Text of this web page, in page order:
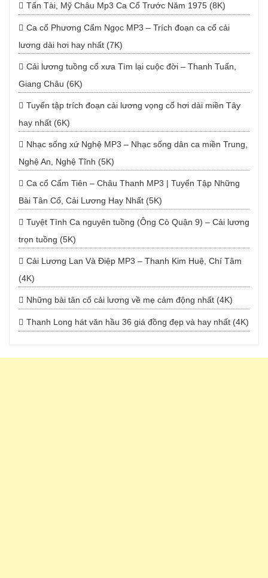
Tấn Tài, Mỹ Châu Mp3 Ca Cổ Trước Năm 1975 (8K)
Ca cổ Phương Cẩm Ngọc MP3 – Trích đoạn ca cổ cải
lương dài hơi hay nhất (7K)
Cải lương tuồng cổ xưa Tìm lại cuộc đời – Thanh Tuấn,
Giang Châu (6K)
Tuyển tập trích đoạn cải lương vọng cổ hơi dài miền Tây
hay nhất (6K)
Nhạc sống xứ Nghệ MP3 – Nhạc sống dân ca miền Trung,
Nghệ An, Nghệ Tĩnh (5K)
Ca cổ Cẩm Tiên – Châu Thanh MP3 | Tuyển Tập Những
Bài Tân Cổ, Cải Lương Hay Nhất (5K)
Tuyệt Tình Ca nguyên tuồng (Ông Cò Quận 9) – Cải lương
trọn tuồng (5K)
Cải Lương Lan Và Điệp MP3 – Thanh Kim Huệ, Chí Tâm
(4K)
Những bài tân cổ cải lương về mẹ cảm động nhất (4K)
Thanh Long hát văn hầu 36 giá đồng đẹp và hay nhất (4K)